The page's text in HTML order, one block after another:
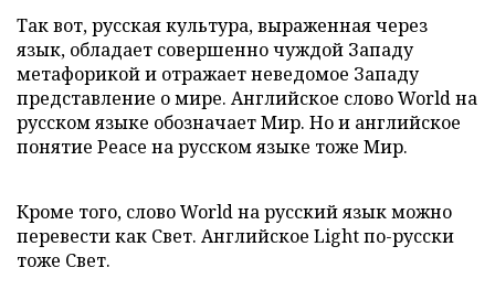
Так вот, русская культура, выраженная через
язык, обладает совершенно чуждой Западу
метафорикой и отражает неведомое Западу
представление о мире. Английское слово World на
русском языке обозначает Мир. Но и английское
понятие Peace на русском языке тоже Мир.
Кроме того, слово World на русский язык можно
перевести как Свет. Английское Light по-русски
тоже Свет.